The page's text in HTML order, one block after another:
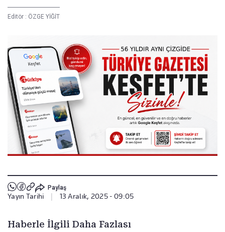
Editör : ÖZGE YİĞİT
Paylaş
Yayın Tarihi 13 Aralık, 2025 - 09:05
Haberle İlgili Daha Fazlası